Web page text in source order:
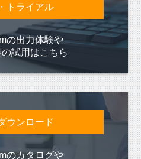
トライアル
の出力体験や
試用はこちら
ウンロード
のカタログや